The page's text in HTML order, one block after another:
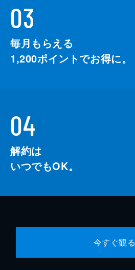
03
毎月もらえる
1,200ポイントでお得に。
04
解約は
いつでもOK。
今すぐ観る